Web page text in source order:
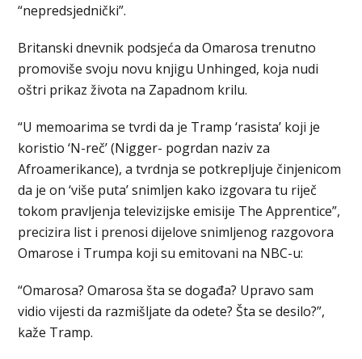
“nepredsjednički”.
Britanski dnevnik podsjeća da Omarosa trenutno
promoviše svoju novu knjigu Unhinged, koja nudi
oštri prikaz života na Zapadnom krilu.
“U memoarima se tvrdi da je Tramp ‘rasista’ koji je
koristio ‘N-reč’ (Nigger- pogrdan naziv za
Afroamerikance), a tvrdnja se potkrepljuje činjenicom
da je on ‘više puta’ snimljen kako izgovara tu riječ
tokom pravljenja televizijske emisije The Apprentice”,
precizira list i prenosi dijelove snimljenog razgovora
Omarose i Trumpa koji su emitovani na NBC-u:
“Omarosa? Omarosa šta se događa? Upravo sam
vidio vijesti da razmišljate da odete? Šta se desilo?”,
kaže Tramp.